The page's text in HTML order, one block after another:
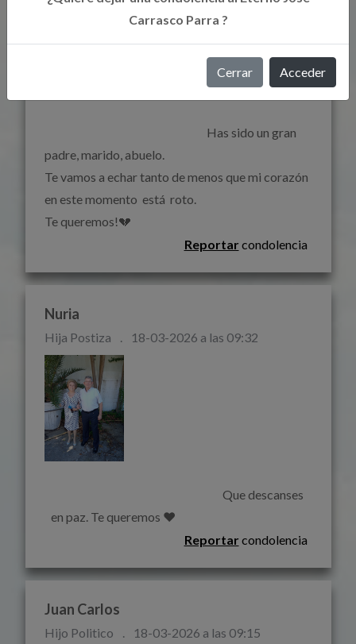
18-03-2026 a las 15:24
padre, marido, abuelo.
Te vamos a echar tanto de menos que mi corazón
en este momento  está  roto.
Te queremos!💔
Reportar condolencia
Nuria
Hija Postiza . 18-03-2026 a las 09:32
Reportar condolencia
Juan Carlos
Hijo Politico 18-03-2026 a las 09:15
Carrasco Parra ?
Cerrar Acceder